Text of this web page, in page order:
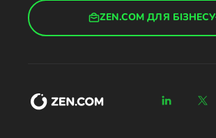
ZEN.COM ДЛЯ БІЗНЕСУ